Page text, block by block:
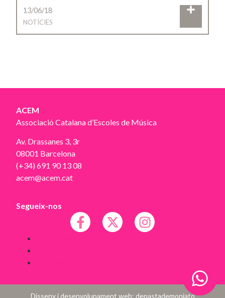
13/06/18
NOTÍCIES
ACEM
Associació Catalana d’Escoles de Música
Av. Drassanes 3, 3r
08001 Barcelona
(+34) 691 90 13 08
acem@acem.cat
Segueix-nos
Disseny i desenvolupament web: depastademoniato